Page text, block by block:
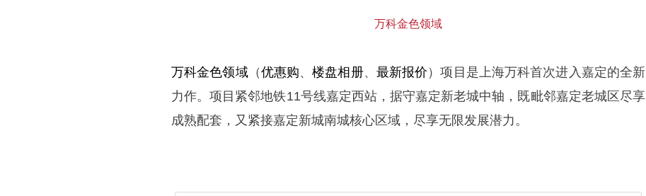
万科金色领域
万科金色领域（优惠购、楼盘相册、 最新报价 ）项目是上海万科首次进入嘉定的全新
力作。项目紧邻地铁11号线嘉定西站，据守嘉定新老城中轴，既毗邻嘉定老城区尽享
成熟配套，又紧接嘉定新城南城核心区域，尽享无限发展潜力。